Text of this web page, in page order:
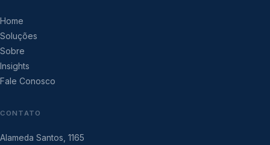
Home
Soluções
Sobre
Insights
Fale Conosco
CONTATO
Alameda Santos, 1165